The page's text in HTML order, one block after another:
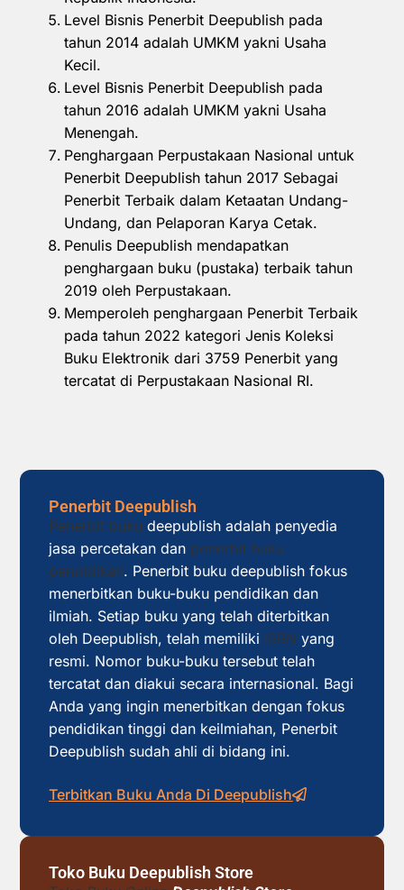
Level Bisnis Penerbit Deepublish pada
tahun 2014 adalah UMKM yakni Usaha
Kecil.
Level Bisnis Penerbit Deepublish pada
tahun 2016 adalah UMKM yakni Usaha
Menengah.
Penghargaan Perpustakaan Nasional untuk
Penerbit Deepublish tahun 2017 Sebagai
Penerbit Terbaik dalam Ketaatan Undang-
Undang, dan Pelaporan Karya Cetak.
Penulis Deepublish mendapatkan
penghargaan buku (pustaka) terbaik tahun
2019 oleh Perpustakaan.
Memperoleh penghargaan Penerbit Terbaik
pada tahun 2022 kategori Jenis Koleksi
Buku Elektronik dari 3759 Penerbit yang
tercatat di Perpustakaan Nasional RI.
Penerbit Deepublish
Penerbit buku deepublish adalah penyedia
jasa percetakan dan penerbit buku
pendidikan. Penerbit buku deepublish fokus
menerbitkan buku-buku pendidikan dan
ilmiah. Setiap buku yang telah diterbitkan
oleh Deepublish, telah memiliki ISBN yang
resmi. Nomor buku-buku tersebut telah
tercatat dan diakui secara internasional. Bagi
Anda yang ingin menerbitkan dengan fokus
pendidikan tinggi dan keilmiahan, Penerbit
Deepublish sudah ahli di bidang ini.
Terbitkan Buku Anda Di Deepublish
Toko Buku Deepublish Store